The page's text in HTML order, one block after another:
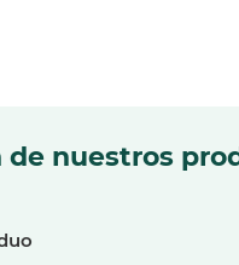
nuestros